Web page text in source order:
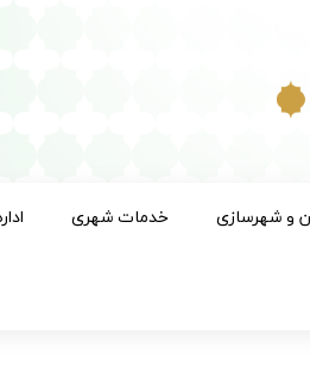
و شهرسازی خدمات شهری